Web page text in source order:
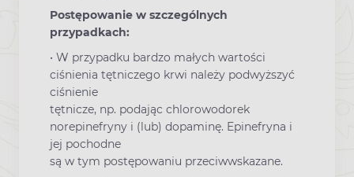
Postępowanie w szczególnych
przypadkach:
• W przypadku bardzo małych wartości
ciśnienia tętniczego krwi należy podwyższyć
ciśnienie
tętnicze, np. podając chlorowodorek
norepinefryny i (lub) dopaminę. Epinefryna i
jej pochodne
są w tym postępowaniu przeciwwskazane.